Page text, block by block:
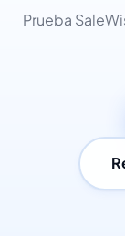
Prueba